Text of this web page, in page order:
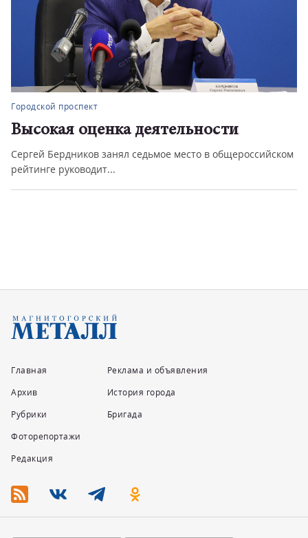
Городской проспект
Высокая оценка деятельности
Сергей Бердников занял седьмое место в общероссийском
рейтинге руководит...
Главная
Архив
Рубрики
Фоторепортажи
Редакция
Реклама и объявления
История города
Бригада